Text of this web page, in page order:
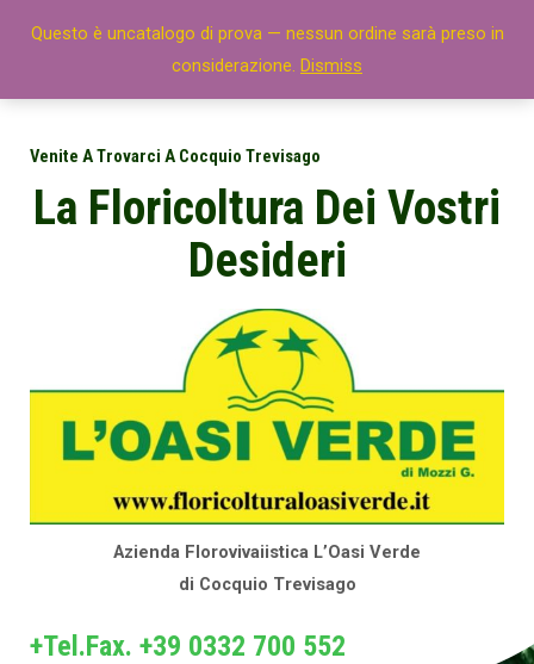
Floricolturaloasiverde
Azienda florovivaistica di Cocquio Trevisago
Venite A Trovarci A Cocquio Trevisago
La Floricoltura Dei Vostri
Desideri
Azienda Florovivaiistica L’Oasi Verde
di Cocquio Trevisago
+Tel.Fax. +39 0332 700 552
Questo è uncatalogo di prova — nessun ordine sarà preso in
considerazione. Dismiss